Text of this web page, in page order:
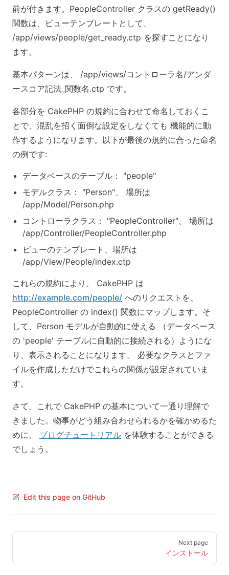
前が付きます。PeopleController クラスの getReady()
関数は、ビューテンプレートとして、
/app/views/people/get_ready.ctp を探すことになり
ます。
基本パターンは、 /app/views/コントローラ名/アンダ
ースコア記法_関数名.ctp です。
各部分を CakePHP の規約に合わせて命名しておくこ
とで、混乱を招く面倒な設定をしなくても 機能的に動
作するようになります。以下が最後の規約に合った命名
の例です:
データベースのテーブル： "people"
モデルクラス： "Person"、 場所は
/app/Model/Person.php
コントローラクラス： "PeopleController"、 場所は
/app/Controller/PeopleController.php
ビューのテンプレート、場所は
/app/View/People/index.ctp
これらの規約により、 CakePHP は
http://example.com/people/ へのリクエストを、
PeopleController の index() 関数にマップします。そ
して、Person モデルが自動的に使える （データベース
の 'people' テーブルに自動的に接続される）ようにな
り、表示されることになります。 必要なクラスとファ
イルを作成しただけでこれらの関係が設定されていま
す。
さて、これで CakePHP の基本について一通り理解で
きました。物事がどう組み合わせられるかを確かめるた
めに、 ブログチュートリアル を体験することができる
でしょう。
Edit this page on GitHub
Pager
Next page
インストール